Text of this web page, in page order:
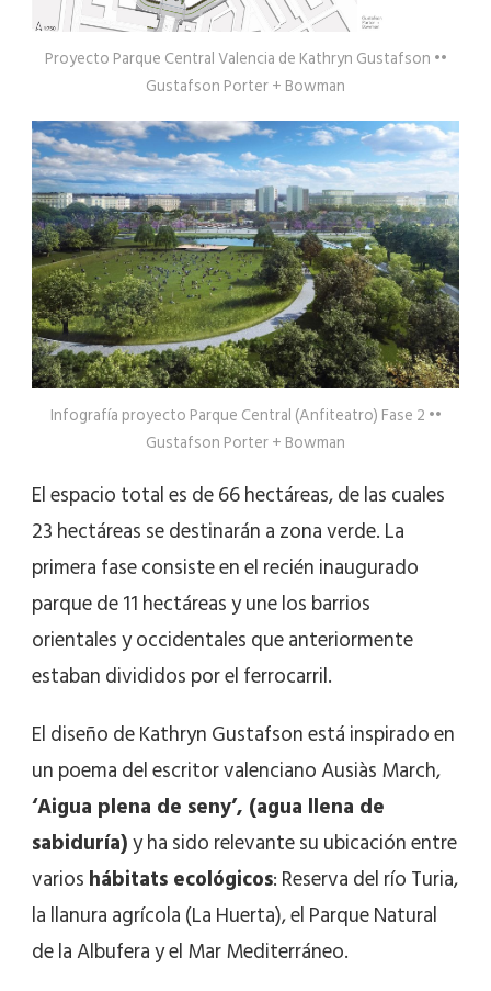
Proyecto Parque Central Valencia de Kathryn Gustafson ••
Gustafson Porter + Bowman
Infografía proyecto Parque Central (Anfiteatro) Fase 2 ••
Gustafson Porter + Bowman
El espacio total es de 66 hectáreas, de las cuales
23 hectáreas se destinarán a zona verde. La
primera fase consiste en el recién inaugurado
parque de 11 hectáreas y une los barrios
orientales y occidentales que anteriormente
estaban divididos por el ferrocarril.
El diseño de Kathryn Gustafson está inspirado en
un poema del escritor valenciano Ausiàs March,
‘Aigua plena de seny’, (agua llena de
sabiduría)y ha sido relevante su ubicación entre
varioshábitats ecológicos: Reserva del río Turia,
la llanura agrícola (La Huerta), el Parque Natural
de la Albufera y el Mar Mediterráneo.